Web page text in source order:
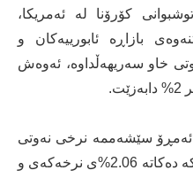
کۆرۆنا لە ئەمریکا،
بازاڕە ئابورییەکان و
خاو سەریهەڵداوە، ئەوەش
ئەمڕۆ سێشەممە نرخی نەوتی
خاوی برێنت 88 سەنت دابەزی، کە دەکاتە 2.06%ی نرخەکەی و